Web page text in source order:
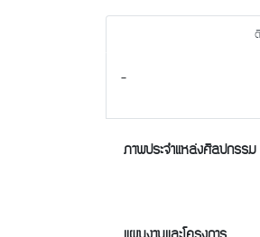
-
ภาพประจำแหล่งศิลปกรรม